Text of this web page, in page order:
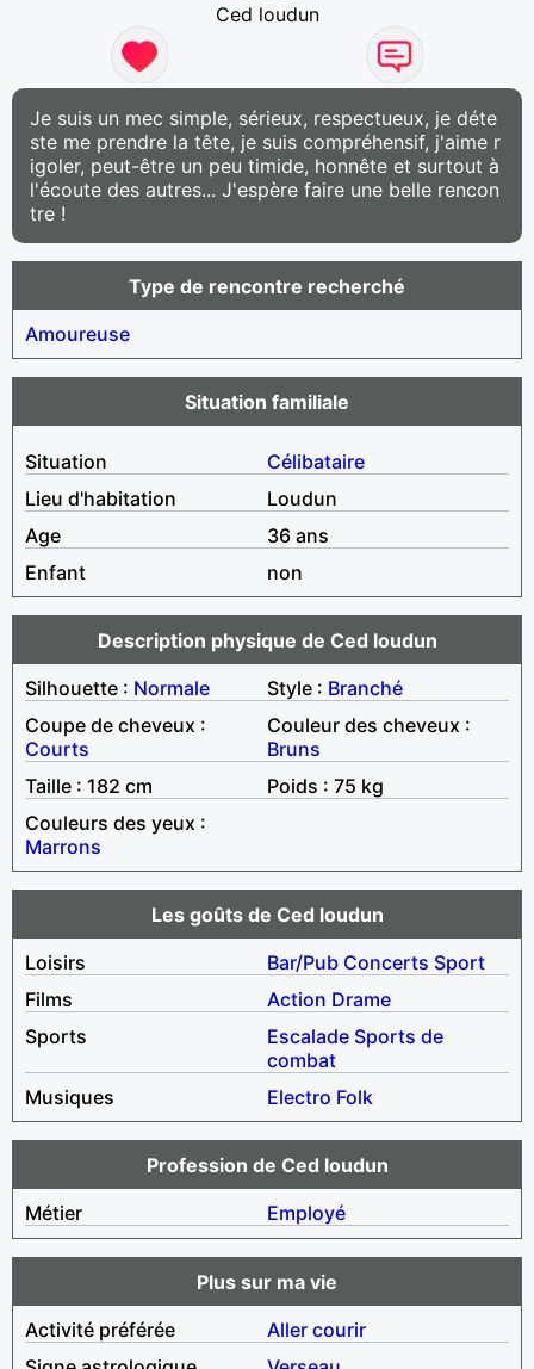
Ced loudun
Je suis un mec simple, sérieux, respectueux, je déte
ste me prendre la tête, je suis compréhensif, j'aime r
igoler, peut-être un peu timide, honnête et surtout à
l'écoute des autres... J'espère faire une belle rencon
tre !
Type de rencontre recherché
Amoureuse
Situation familiale
Situation
Célibataire
Lieu d'habitation
Loudun
Age
36 ans
Enfant
non
Description physique de Ced loudun
Silhouette : Normale Style : Branché
Coupe de cheveux :
Courts
Couleur des cheveux :
Bruns
Taille : 182 cm
Poids : 75 kg
Couleurs des yeux :
Marrons
Les goûts de Ced loudun
Loisirs
Bar/Pub Concerts Sport
Films
Action Drame
Sports
Escalade Sports de
combat
Musiques
Electro Folk
Profession de Ced loudun
Métier
Employé
Plus sur ma vie
Activité préférée
Aller courir